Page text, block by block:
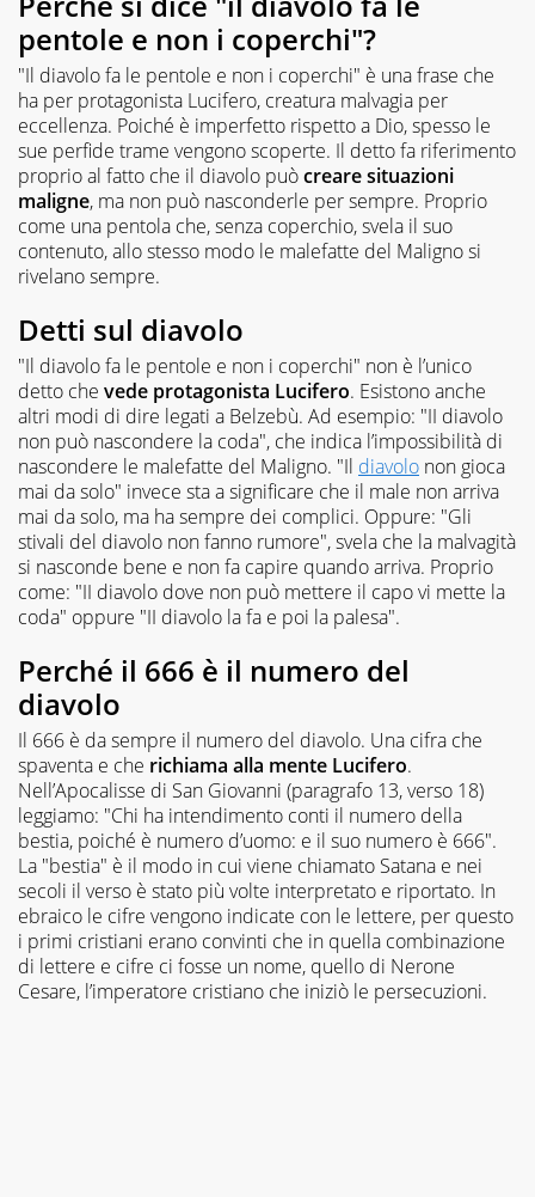
pentole e non i coperchi"?
"Il diavolo fa le pentole e non i coperchi" è una frase che
ha per protagonista Lucifero, creatura malvagia per
eccellenza. Poiché è imperfetto rispetto a Dio, spesso le
sue perfide trame vengono scoperte. Il detto fa riferimento
proprio al fatto che il diavolo puòcreare situazioni
maligne, ma non può nasconderle per sempre. Proprio
come una pentola che, senza coperchio, svela il suo
contenuto, allo stesso modo le malefatte del Maligno si
rivelano sempre.
Detti sul diavolo
"Il diavolo fa le pentole e non i coperchi" non è l’unico
detto che vede protagonista Lucifero. Esistono anche
altri modi di dire legati a Belzebù. Ad esempio: "II diavolo
non può nascondere la coda", che indica l’impossibilità di
nascondere le malefatte del Maligno. "Il diavolo non gioca
mai da solo" invece sta a significare che il male non arriva
mai da solo, ma ha sempre dei complici. Oppure: "Gli
stivali del diavolo non fanno rumore", svela che la malvagità
si nasconde bene e non fa capire quando arriva. Proprio
come: "II diavolo dove non può mettere il capo vi mette la
coda" oppure "II diavolo la fa e poi la palesa".
Perché il 666 è il numero del
diavolo
Il 666 è da sempre il numero del diavolo. Una cifra che
spaventa e che richiama alla mente Lucifero.
Nell’Apocalisse di San Giovanni (paragrafo 13, verso 18)
leggiamo: "Chi ha intendimento conti il numero della
bestia, poiché è numero d’uomo: e il suo numero è 666".
La "bestia" è il modo in cui viene chiamato Satana e nei
secoli il verso è stato più volte interpretato e riportato. In
ebraico le cifre vengono indicate con le lettere, per questo
i primi cristiani erano convinti che in quella combinazione
di lettere e cifre ci fosse un nome, quello di Nerone
Cesare, l’imperatore cristiano che iniziò le persecuzioni.